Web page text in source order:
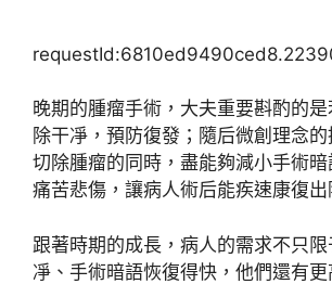
晚期的腫瘤手術，大夫重要斟酌的
除干凈，預防復發；隨后微創理念
切除腫瘤的同時，盡能夠減小手術
痛苦悲傷，讓病人術后能疾速康復出
跟著時期的成長，病人的需求不只
凈、手術暗語恢復得快，他們還有